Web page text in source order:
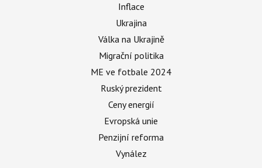
Inflace
Ukrajina
Válka na Ukrajině
Migrační politika
ME ve fotbale 2024
Ruský prezident
Ceny energií
Evropská unie
Penzijní reforma
Vynález